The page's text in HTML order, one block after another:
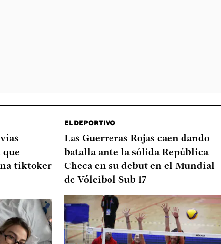
que
tiktoker
EL DEPORTIVO
Las Guerreras Rojas caen dando
batalla ante la sólida República
Checa en su debut en el Mundial
de Vóleibol Sub 17